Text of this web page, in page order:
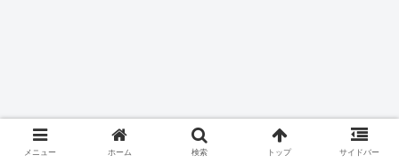
メニュー ホーム 検索 トップ サイドバー